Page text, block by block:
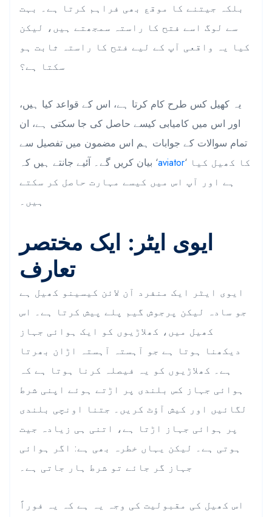
بلکہ جیتنے کا موقع بھی فراہم کرتا ہے۔ بہت
سے لوگ اسے فتح کا راستہ سمجھتے ہیں، لیکن
کیا یہ واقعی آپ کے لیے فتح کا راستہ ثابت ہو
سکتا ہے؟
یہ کھیل کس طرح کام کرتا ہے، اس کے قواعد کیا ہیں،
اور اس میں کامیابی کیسے حاصل کی جا سکتی ہے، ان
تمام سوالات کے جوابات ہم اس مضمون میں تفصیل سے
بیان کریں گے۔ آئیے جانتے ہیں کہ ‘aviator‘ کا کھیل کیا
ہے اور آپ اس میں کیسے مہارت حاصل کر سکتے
ہیں۔
ایوی ایٹر: ایک مختصر
تعارف
ایوی ایٹر ایک منفرد آن لائن کیسینو کھیل ہے
جو سادہ لیکن پرجوش گیم پلے پیش کرتا ہے۔ اس
کھیل میں، کھلاڑیوں کو ایک ہوائی جہاز
دیکھنا ہوتا ہے جو آہستہ آہستہ اڑان بھرتا
ہے۔ کھلاڑیوں کو یہ فیصلہ کرنا ہوتا ہے کہ
ہوائی جہاز کس بلندی پر اڑتے ہوئے اپنی شرط
لگائیں اور کیش آؤٹ کریں۔ جتنا اونچی بلندی
پر ہوائی جہاز اڑتا ہے، اتنی ہی زیادہ جیت
ہوتی ہے۔ لیکن یہاں خطرہ بھی ہے: اگر ہوائی
جہاز گر جائے تو شرط ہار جاتی ہے۔
اس کھیل کی مقبولیت کی وجہ یہ ہے کہ یہ فوراً